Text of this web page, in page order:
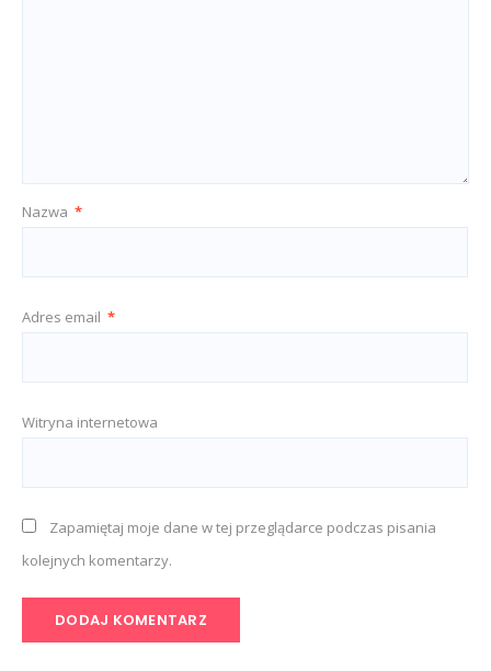
Nazwa *
Adres email *
Witryna internetowa
Zapamiętaj moje dane w tej przeglądarce podczas pisania
kolejnych komentarzy.